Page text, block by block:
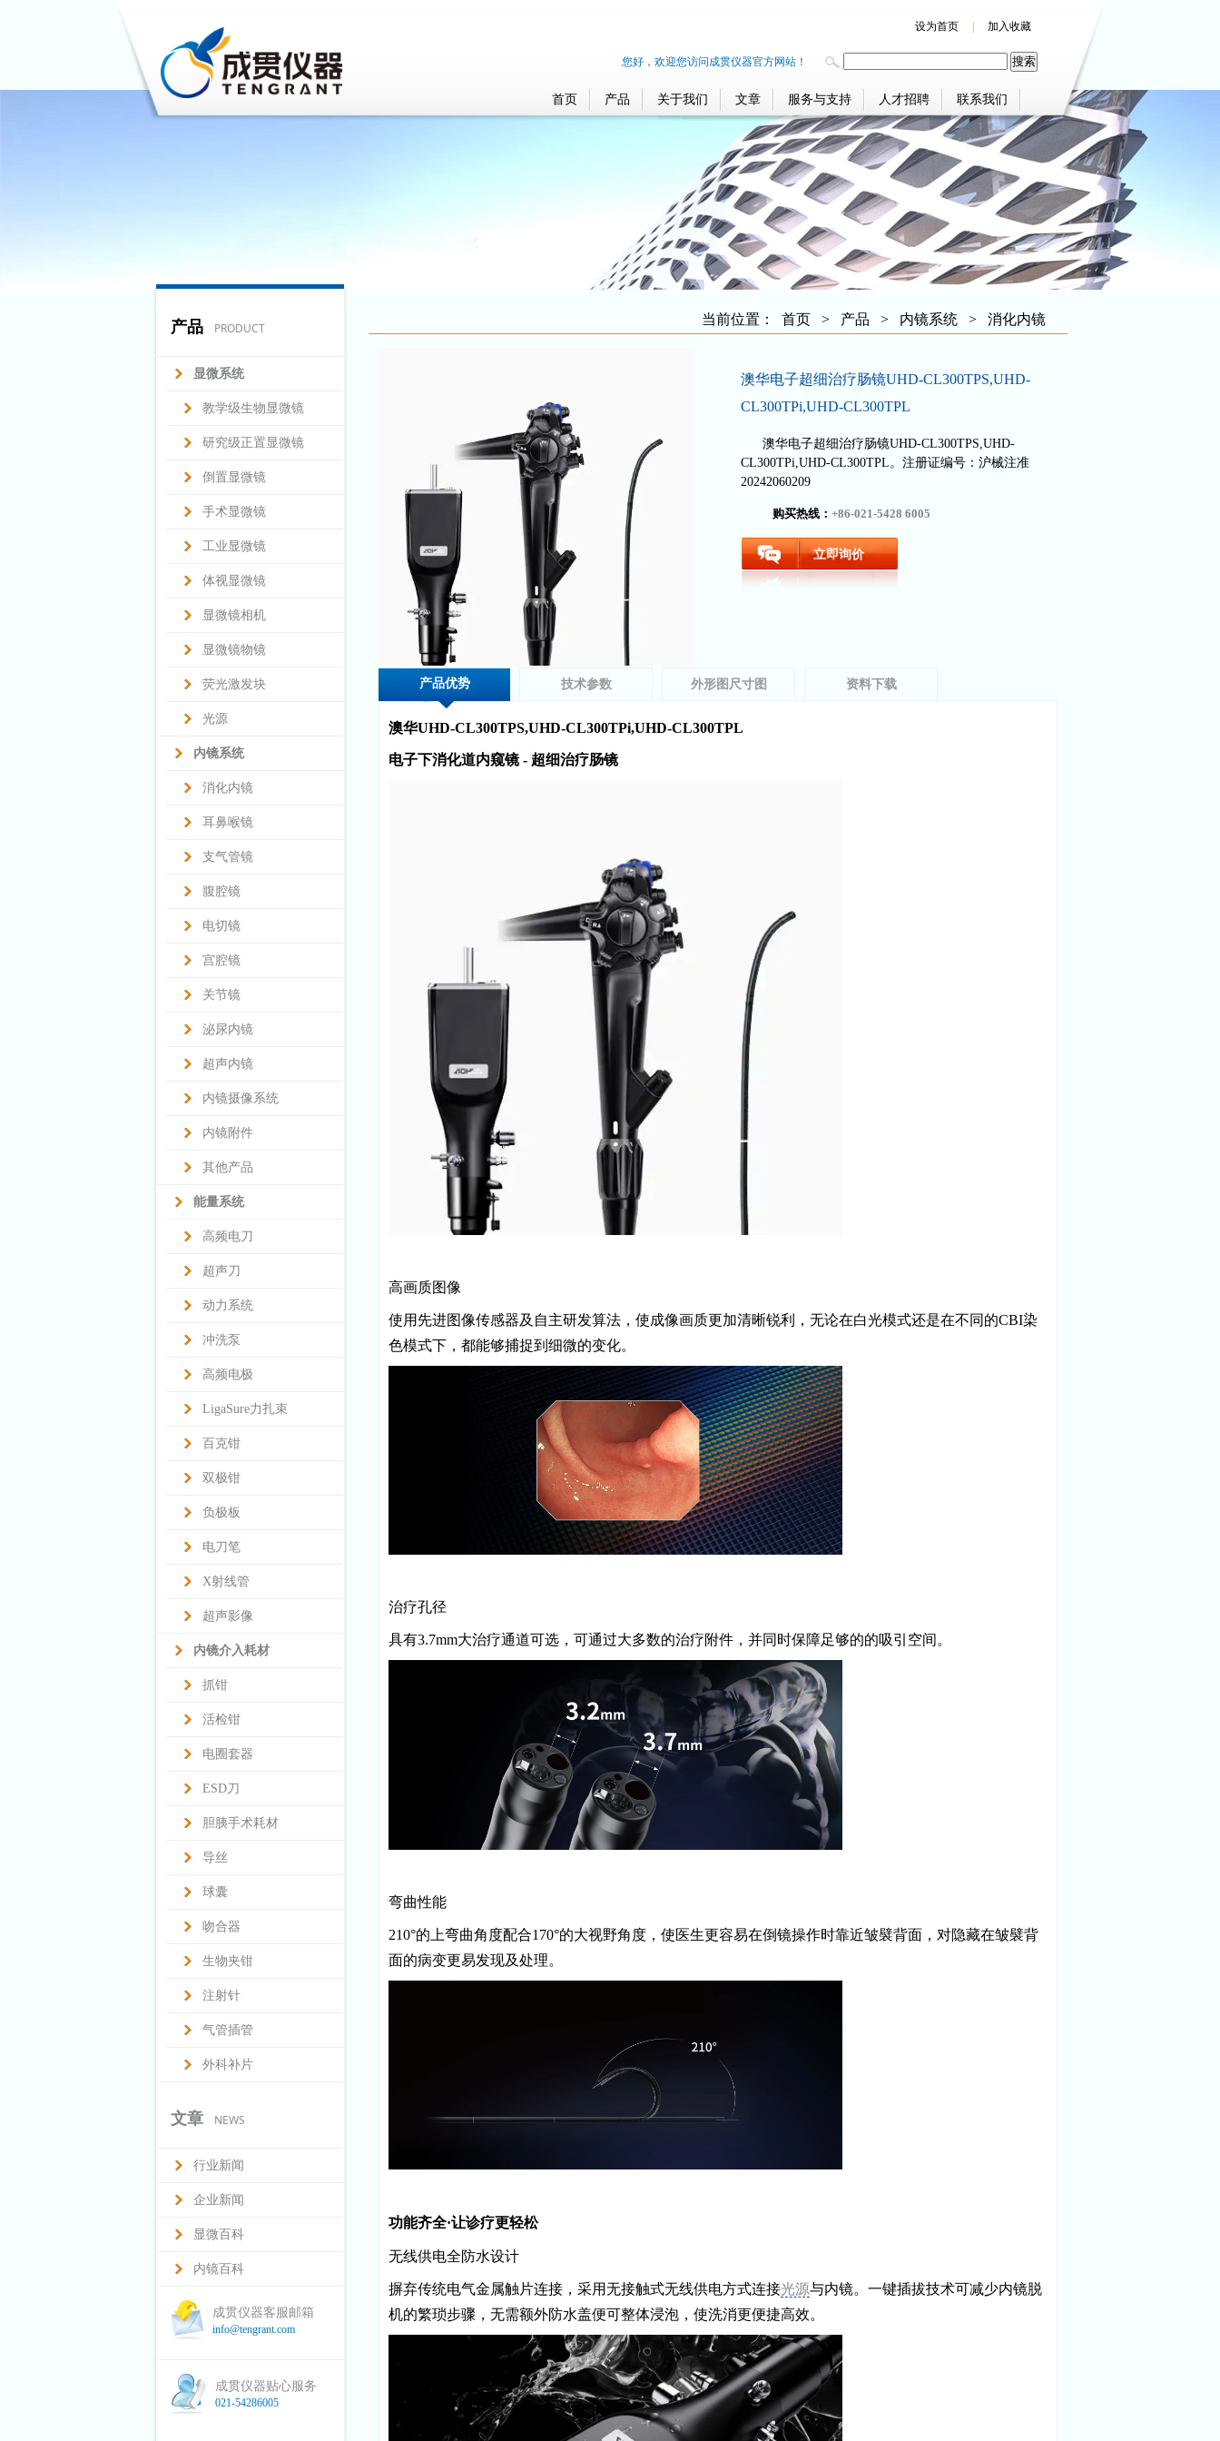
设为首页 加入收藏
您好，欢迎您访问成贯仪器官方网站！
首页 产品 关于我们 文章 服务与支持 人才招聘 联系我们
产品 PRODUCT
显微系统
教学级生物显微镜
研究级正置显微镜
倒置显微镜
手术显微镜
工业显微镜
体视显微镜
显微镜相机
显微镜物镜
荧光激发块
光源
内镜系统
消化内镜
耳鼻喉镜
支气管镜
腹腔镜
电切镜
宫腔镜
关节镜
泌尿内镜
超声内镜
内镜摄像系统
内镜附件
其他产品
能量系统
高频电刀
超声刀
动力系统
冲洗泵
高频电极
LigaSure力扎束
百克钳
双极钳
负极板
电刀笔
X射线管
超声影像
内镜介入耗材
抓钳
活检钳
电圈套器
ESD刀
胆胰手术耗材
导丝
球囊
吻合器
生物夹钳
注射针
气管插管
外科补片
文章 NEWS
行业新闻
企业新闻
显微百科
内镜百科
成贯仪器客服邮箱
info@tengrant.com
成贯仪器贴心服务
021-54286005
当前位置： 首页 > 产品 > 内镜系统 > 消化内镜
澳华电子超细治疗肠镜UHD-CL300TPS,UHD-
CL300TPi,UHD-CL300TPL
澳华电子超细治疗肠镜UHD-CL300TPS,UHD-
CL300TPi,UHD-CL300TPL。注册证编号：沪械注准
20242060209
购买热线： +86-021-5428 6005
立即询价
产品优势 技术参数 外形图尺寸图 资料下载
澳华UHD-CL300TPS,UHD-CL300TPi,UHD-CL300TPL
电子下消化道内窥镜 - 超细治疗肠镜
高画质图像
使用先进图像传感器及自主研发算法，使成像画质更加清晰锐利，无论在白光模式还是在不同的CBI染
色模式下，都能够捕捉到细微的变化。
治疗孔径
具有3.7mm大治疗通道可选，可通过大多数的治疗附件，并同时保障足够的的吸引空间。
弯曲性能
210°的上弯曲角度配合170°的大视野角度，使医生更容易在倒镜操作时靠近皱襞背面，对隐藏在皱襞背
面的病变更易发现及处理。
功能齐全·让诊疗更轻松
无线供电全防水设计
摒弃传统电气金属触片连接，采用无接触式无线供电方式连接光源与内镜。一键插拔技术可减少内镜脱
机的繁琐步骤，无需额外防水盖便可整体浸泡，使洗消更便捷高效。